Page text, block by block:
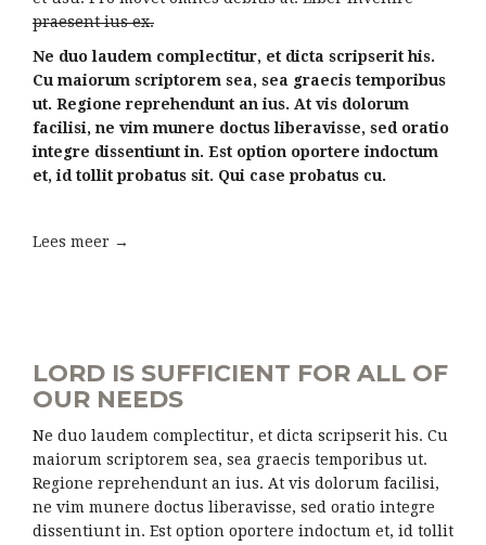
praesent ius ex.
Ne duo laudem complectitur, et dicta scripserit his.
Cu maiorum scriptorem sea, sea graecis temporibus
ut. Regione reprehendunt an ius. At vis dolorum
facilisi, ne vim munere doctus liberavisse, sed oratio
integre dissentiunt in. Est option oportere indoctum
et, id tollit probatus sit. Qui case probatus cu.
Lees meer →
LORD IS SUFFICIENT FOR ALL OF
OUR NEEDS
Ne duo laudem complectitur, et dicta scripserit his. Cu
maiorum scriptorem sea, sea graecis temporibus ut.
Regione reprehendunt an ius. At vis dolorum facilisi,
ne vim munere doctus liberavisse, sed oratio integre
dissentiunt in. Est option oportere indoctum et, id tollit